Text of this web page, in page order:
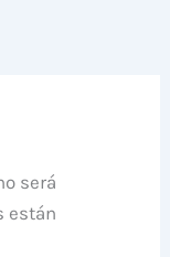
será
están